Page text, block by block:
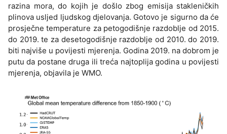
razina mora, do kojih je došlo zbog emisija stakleničkih
plinova usljed ljudskog djelovanja. Gotovo je sigurno da će
prosječne temperature za petogodišnje razdoblje od 2015.
do 2019. te za desetogodišnje razdoblje od 2010. do 2019.
biti najviše u povijesti mjerenja. Godina 2019. na dobrom je
putu da postane druga ili treća najtoplija godina u povijesti
mjerenja, objavila je WMO.